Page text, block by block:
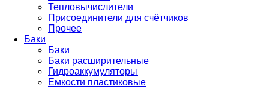
Тепловычислители
Присоединители для счётчиков
Прочее
Баки
Баки
Баки расширительные
Гидроаккумуляторы
Емкости пластиковые